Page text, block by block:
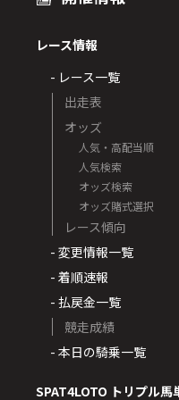
レース情報
- レース一覧
出走表
オッズ
人気・高配当順
人気検索
オッズ検索
オッズ賭式選択
レース傾向
- 変更情報一覧
- 着順速報
- 払戻金一覧
競走成績
- 本日の騎乗一覧
SPAT4LOTO トリプル馬